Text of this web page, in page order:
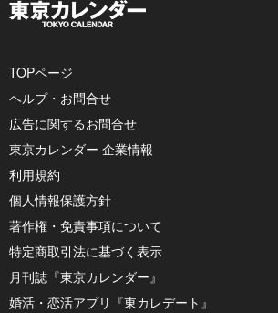
TOPページ
ヘルプ・お問合せ
広告に関するお問合せ
東京カレンダー 企業情報
利用規約
個人情報保護方針
著作権・免責事項について
特定商取引法に基づく表示
月刊誌『東京カレンダー』
婚活・恋活アプリ『東カレデート』